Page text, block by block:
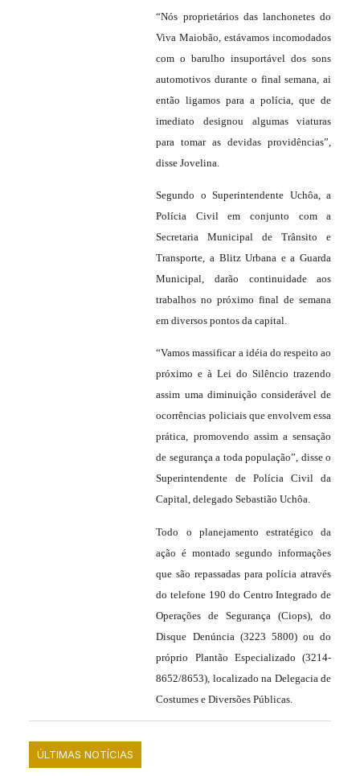
“Nós proprietários das lanchonetes do
Viva Maiobão, estávamos incomodados
com o barulho insuportável dos sons
automotivos durante o final semana, ai
então ligamos para a polícia, que de
imediato designou algumas viaturas
para tomar as devidas providências”,
disse Jovelina.
Segundo o Superintendente Uchôa, a
Polícia Civil em conjunto com a
Secretaria Municipal de Trânsito e
Transporte, a Blitz Urbana e a Guarda
Municipal, darão continuidade aos
trabalhos no próximo final de semana
em diversos pontos da capital.
“Vamos massificar a idéia do respeito ao
próximo e à Lei do Silêncio trazendo
assim uma diminuição considerável de
ocorrências policiais que envolvem essa
prática, promovendo assim a sensação
de segurança a toda população”, disse o
Superintendente de Polícia Civil da
Capital, delegado Sebastião Uchôa.
Todo o planejamento estratégico da
ação é montado segundo informações
que são repassadas para polícia através
do telefone 190 do Centro Integrado de
Operações de Segurança (Ciops), do
Disque Denúncia (3223 5800) ou do
próprio Plantão Especializado (3214-
8652/8653), localizado na Delegacia de
Costumes e Diversões Públicas.
ÚLTIMAS NOTÍCIAS